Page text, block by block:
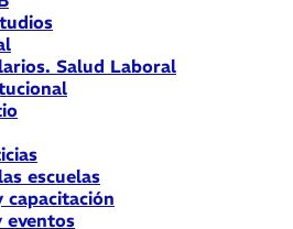
Salud Laboral
escuelas
capacitación
eventos